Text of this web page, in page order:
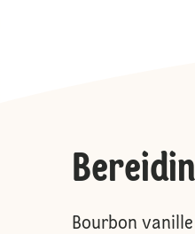
Bourbon